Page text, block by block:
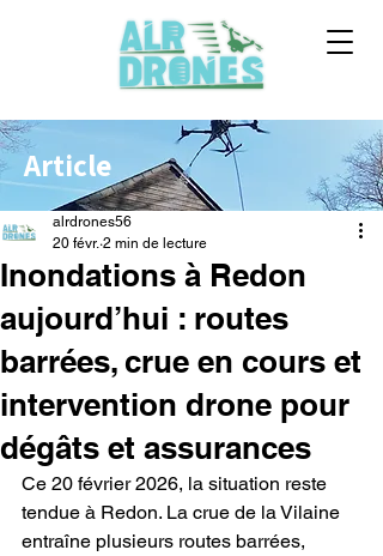
Article
Inondations à Redon
aujourd’hui : routes
barrées, crue en cours et
intervention drone pour
dégâts et assurances
alrdrones56
20 févr. 2 min de lecture
Ce 20 février 2026, la situation reste
tendue à Redon. La crue de la Vilaine
entraîne plusieurs routes barrées,